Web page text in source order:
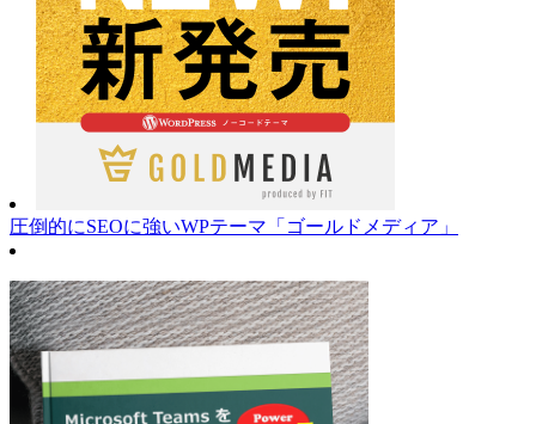
圧倒的にSEOに強いWPテーマ「ゴールドメディア」